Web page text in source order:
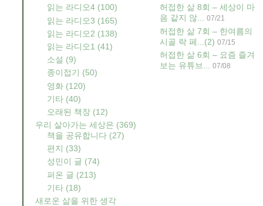
읽는 라디오4 (100)
읽는 라디오3 (165)
읽는 라디오2 (138)
읽는 라디오1 (41)
소설 (9)
종이접기 (50)
영화 (120)
기타 (40)
오래된 책장 (12)
우리 살아가는 세상은 (369)
책을 공유합니다 (27)
편지 (33)
성민이 글 (74)
퍼온 글 (213)
기타 (18)
새로운 삶을 위한 생각
허접한 삶 8회 – 세상이 마
음 같지 않... 07/21
허접한 삶 7회 – 한여름의
시골 락 페... (2) 07/15
허접한 삶 6회 – 요즘 즐겨
보는 유튜브...
07/08